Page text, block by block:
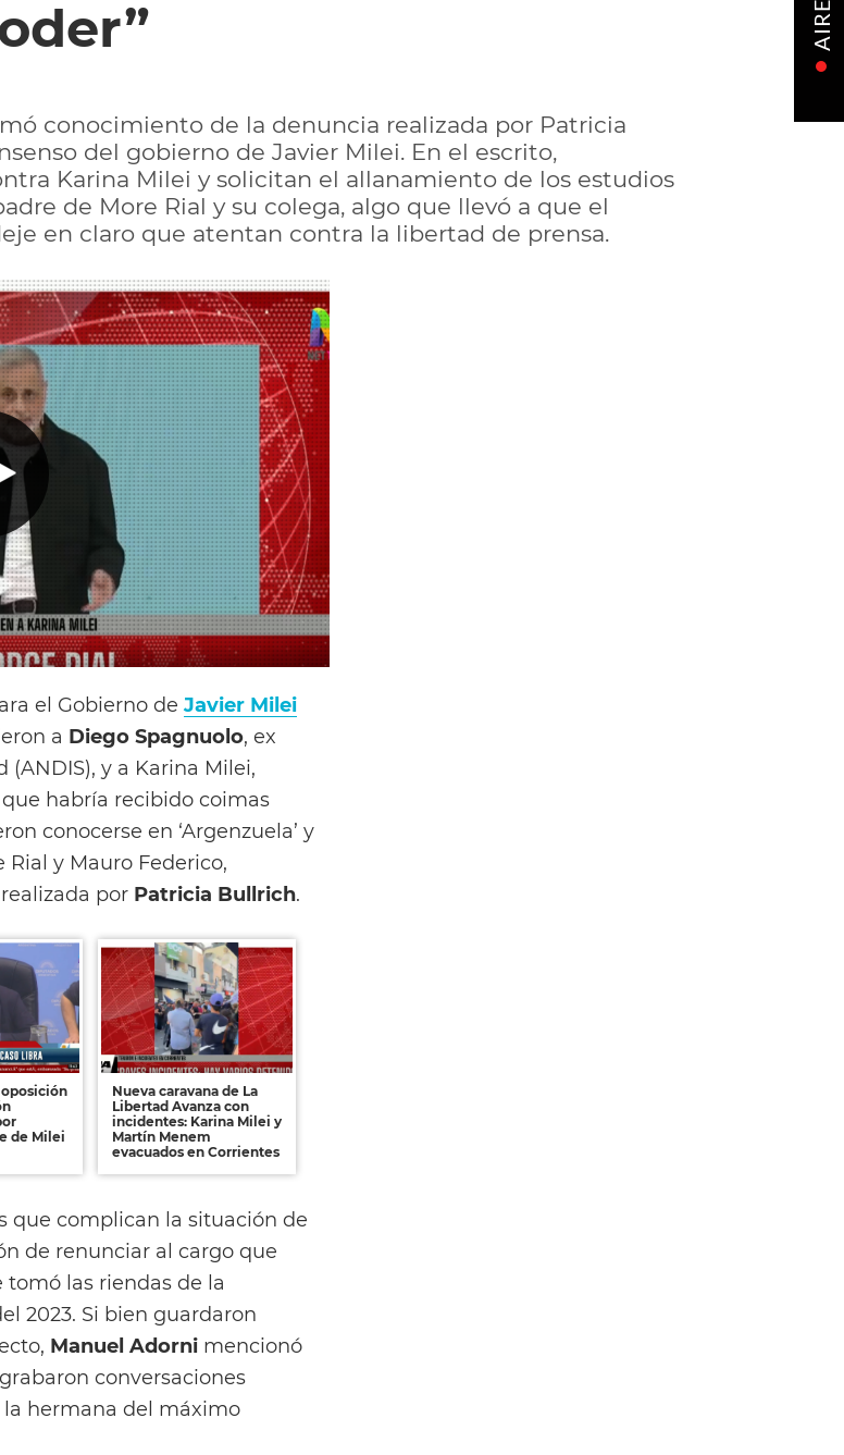
conocimiento de la denuncia realizada por Patricia
del gobierno de Javier Milei. En el escrito,
Karina Milei y solicitan el allanamiento de los estudios
de More Rial y su colega, algo que llevó a que el
en claro que atentan contra la libertad de prensa.
el Gobierno de Javier Milei
a Diego Spagnuolo, ex
y a Karina Milei,
habría recibido coimas
conocerse en ‘Argenzuela’ y
Rial y Mauro Federico,
por Patricia Bullrich.
oposición
de Milei
Nueva caravana de La
Libertad Avanza con
incidentes: Karina Milei y
Martín Menem
evacuados en Corrientes
que complican la situación de
de renunciar al cargo que
las riendas de la
2023. Si bien guardaron
Manuel Adorni mencionó
conversaciones
hermana del máximo
AIRE